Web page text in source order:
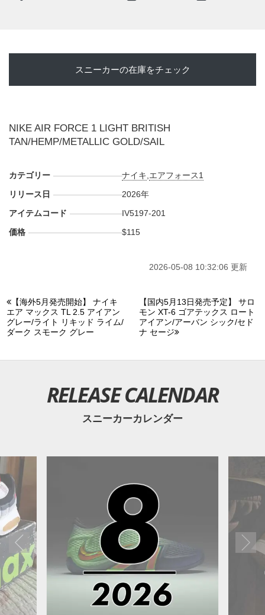
スニーカーの在庫をチェック
NIKE AIR FORCE 1 LIGHT BRITISH
TAN/HEMP/METALLIC GOLD/SAIL
カテゴリー ナイキ エアフォース1
リリース日
2026年
アイテムコード
IV5197-201
価格
$115
2026-05-08 10:32:06 更新
【海外5月発売開始】 ナイキ
エア マックス TL 2.5 アイアン
グレー/ライト リキッド ライム/
ダーク スモーク グレー
【国内5月13日発売予定】 サロ
モン XT-6 ゴアテックス ロート
アイアン/アーバン シック/セド
ナ セージ
RELEASE CALENDAR
スニーカーカレンダー